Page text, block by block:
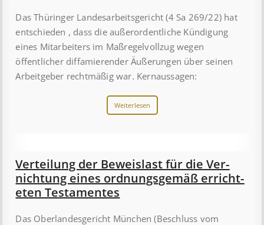
Das Thüringer Landesarbeitsgericht (4 Sa 269/22) hat
entschieden , dass die außerordentliche Kündigung
eines Mitarbeiters im Maßregelvollzug wegen
öffentlicher diffamierender Äußerungen über seinen
Arbeitgeber rechtmäßig war. Kernaussagen:
Weiterlesen
Ver­teil­ung der Be­weis­last für die Ver­
nicht­ung eines ord­nungs­ge­mäß er­richt­
et­en Test­ament­es
Das Oberlandesgericht München (Beschluss vom